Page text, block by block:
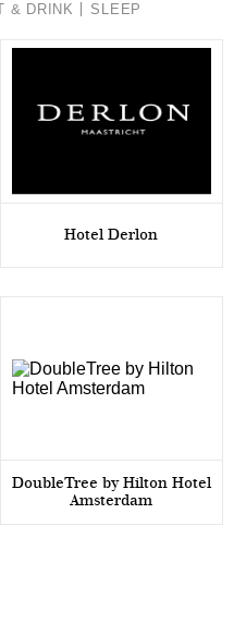
& DRINK SLEEP
Hotel Derlon
DoubleTree by Hilton Hotel
Amsterdam